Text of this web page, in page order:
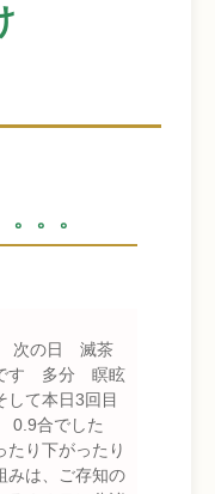
。。
次の日 滅茶
です 多分 瞑眩
して本日3回目
合でした
たり下がったり
みは、ご存知の